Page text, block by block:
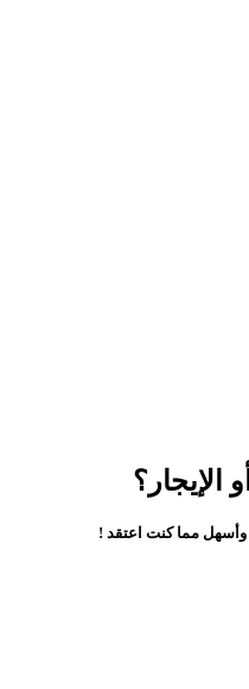
الإيجار؟
وأسهل مما كنت اعتقد !